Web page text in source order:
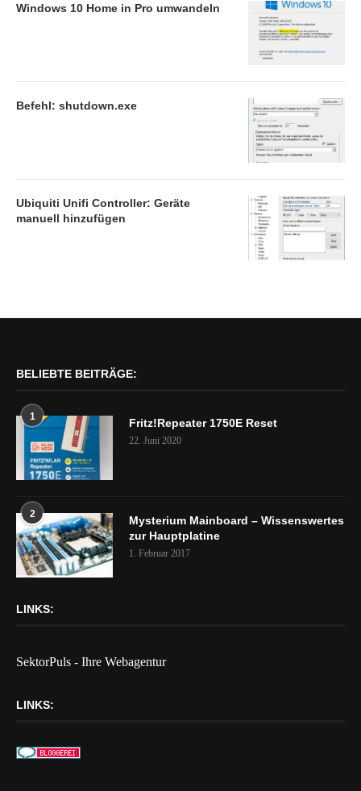
Windows 10 Home in Pro umwandeln
Befehl: shutdown.exe
Ubiquiti Unifi Controller: Geräte
manuell hinzufügen
BELIEBTE BEITRÄGE:
1 Fritz!Repeater 1750E Reset
22. Juni 2020
2
Mysterium Mainboard – Wissenswertes
zur Hauptplatine
1. Februar 2017
LINKS:
SektorPuls - Ihre Webagentur
LINKS: